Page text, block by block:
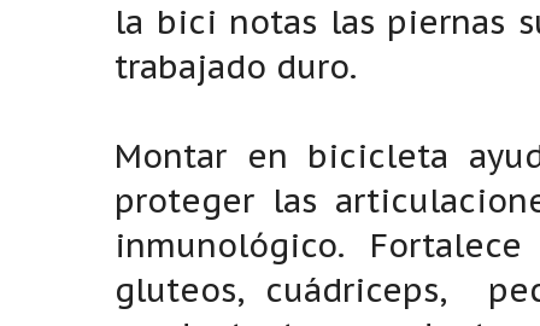
la bici notas las piernas
trabajado duro.
Montar en bicicleta
proteger las
inmunológico.
gluteos, cuádriceps,